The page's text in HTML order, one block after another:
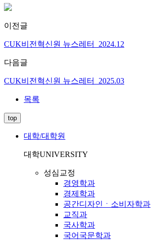
이전글
CUK비전혁신원 뉴스레터_2024.12
다음글
CUK비전혁신원 뉴스레터_2025.03
목록
top
대학/대학원
대학UNIVERSITY
성심교정
경영학과
경제학과
공간디자인ㆍ소비자학과
교직과
국사학과
국어국문학과